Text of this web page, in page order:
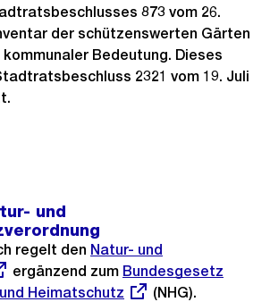
873 vom 26.
der schützenswerten Gärten
kommunaler Bedeutung. Dieses
2321 vom 19. Juli
und
regelt den Externer
Link:
Natur- und
ergänzend zum Externer
Link:
Bundesgesetz
Heimatschutz
(NHG).